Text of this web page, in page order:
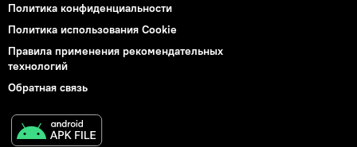
Политика конфиденциальности
Политика использования Cookie
Правила применения рекомендательных
технологий
Обратная связь